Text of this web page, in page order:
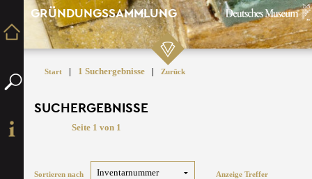
GRÜNDUNGSSAMMLUNG
Start | 1 Suchergebnisse | Zurück
SUCHERGEBNISSE
Seite 1 von 1
Sortieren nach Anzeige Treffer